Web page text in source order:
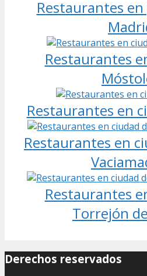
Restaurantes
Restaurantes
Restaurantes en
Restaurantes en
Restaurantes
Torrejón
Derechos reservados